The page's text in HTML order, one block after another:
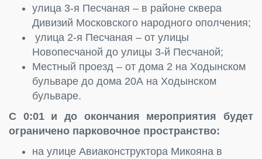
улица 3-я Песчаная – в районе сквера
Дивизий Московского народного ополчения;
улица 2-я Песчаная – от улицы
Новопесчаной до улицы 3-й Песчаной;
Местный проезд – от дома 2 на Ходынском
бульваре до дома 20А на Ходынском
бульваре.
С 0:01 и до окончания мероприятия будет
ограничено парковочное пространство:
на улице Авиаконструктора Микояна в